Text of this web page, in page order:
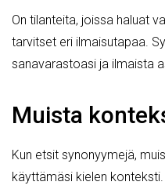
On tilanteita, joissa haluat
tarvitset eri ilmaisutapaa.
sanavarastoasi ja ilmaista
Muista
Kun etsit synonyymejä,
käyttämäsi kielen